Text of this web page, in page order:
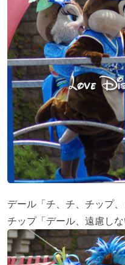
デール「チ、チ、チップ、
チップ「デール、遠慮しな